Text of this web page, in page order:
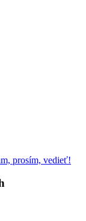
prosím, vedieť!